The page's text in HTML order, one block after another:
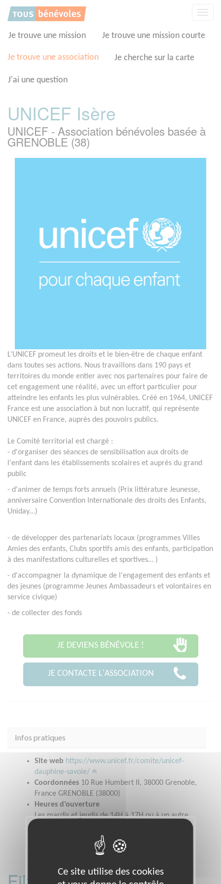
Je trouve une mission Je trouve une mission courte
Je trouve une association Je cherche sur la carte
J'ai une question
UNICEF Isère
UNICEF - Association bénévoles basée à
GRENOBLE (38)
L’UNICEF promeut les droits et le bien-être de chaque enfant
dans toutes ses actions. Nous travaillons dans 190 pays et
territoires du monde entier avec nos partenaires pour faire de
cet engagement une réalité, avec un effort particulier pour
atteindre les enfants les plus vulnérables. Créé en 1964, UNICEF
France est une association à but non lucratif, qui représente
UNICEF en France, auprès des pouvoirs publics.
Le Comité territorial est chargé :
- d'organiser des séances de sensibilisation aux droits de
l'enfant dans les établissements scolaires et auprès du grand
public
- d'animer de temps forts annuels (Prix littérature Jeunesse,
anniversaire Convention Internationale des droits des Enfants,
Uniday...)
- de développer des partenariats locaux (programmes Villes
Amies des enfants, Clubs sportifs amis des enfants, participation
à des manifestations culturelles et sportives… )
- d'accompagner la dynamique de l'engagement des enfants et
des jeunes (programme Jeunes Ambassadeurs et volontaires en
service civique)
- de collecter des fonds
JE DEVIENS BÉNÉVOLE !
JE CONTACTE L'ASSOCIATION
Infos pratiques
Site web https://www.unicef.fr/comite/unicef-
dauphine-savoie/
Coordonnées 10 Rue Humbert II, 38000 Grenoble,
France GRENOBLE (38000)
Heures d'ouverture
Les mardis et jeudis de 14H à 17H ou à un autre
Panneau de gestion des cookies
Ce site utilise des cookies